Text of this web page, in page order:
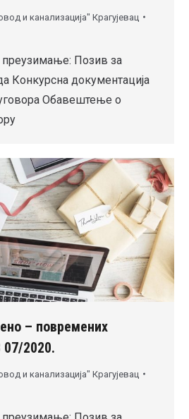
и канализација" Крагујевац
преузимање: Позив за
Конкурсна документација
Обавештење о
– повремених
2020.
и канализација" Крагујевац